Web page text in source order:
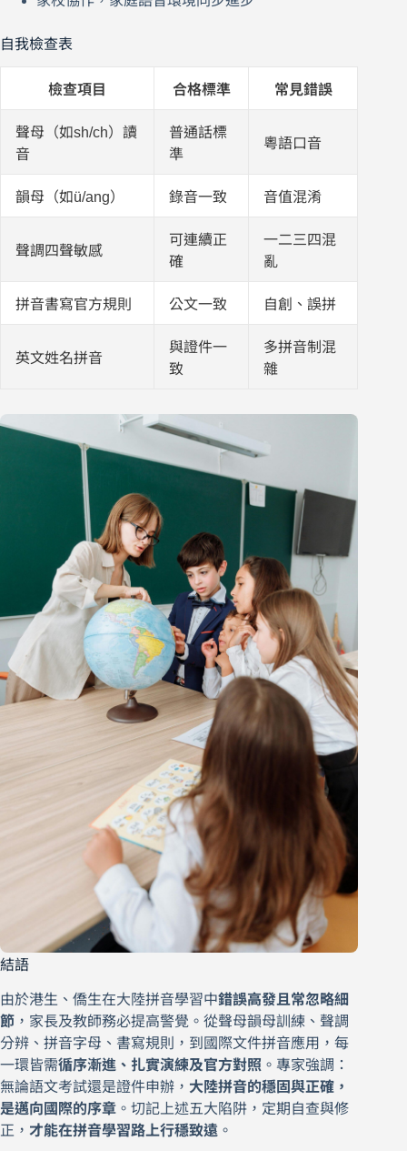
自我檢查表
檢查項目 合格標準 常見錯誤
聲母（如sh/ch）讀
音
普通話標
準
粵語口音
韻母（如ü/ang） 錄音一致 音值混淆
聲調四聲敏感
可連續正
確
一二三四混
亂
拼音書寫官方規則 公文一致 自創、誤拼
英文姓名拼音
與證件一
致
多拼音制混
雜
結語
由於港生、僑生在大陸拼音學習中錯誤高發且常忽略細
節 ，家長及教師務必提高警覺。從聲母韻母訓練、聲調
分辨、拼音字母、書寫規則，到國際文件拼音應用，每
一環皆需循序漸進、扎實演練及官方對照 。專家強調：
無論語文考試還是證件申辦， 大陸拼音的穩固與正確，
是邁向國際的序章 。切記上述五大陷阱，定期自查與修
正， 才能在拼音學習路上行穩致遠 。